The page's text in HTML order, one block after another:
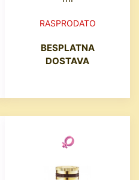
RASPRODATO
BESPLATNA
DOSTAVA